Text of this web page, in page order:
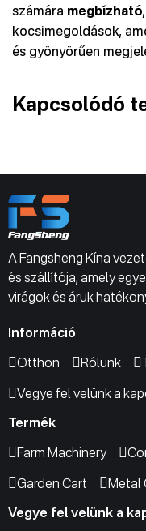
számára megbízható,
kocsimegoldások,
és gyönyörűen
Kapcsolódó
A Fangsheng Kína
és szállítója, amely
virágok és áruk
Információ
Otthon
Rólunk
Vegye fel velünk a
Termék
Farm Machinery
Garden Cart
Metal
Vegye fel velünk a